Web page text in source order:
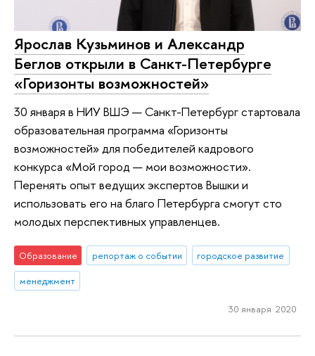
Ярослав Кузьминов и Александр
Беглов открыли в Санкт-Петербурге
«Горизонты возможностей»
30 января в НИУ ВШЭ — Санкт-Петербург стартовала
образовательная программа «Горизонты
возможностей» для победителей кадрового
конкурса «Мой город — мои возможности».
Перенять опыт ведущих экспертов Вышки и
использовать его на благо Петербурга смогут сто
молодых перспективных управленцев.
Образование репортаж о событии
городское развитие
менеджмент
30 января 2020